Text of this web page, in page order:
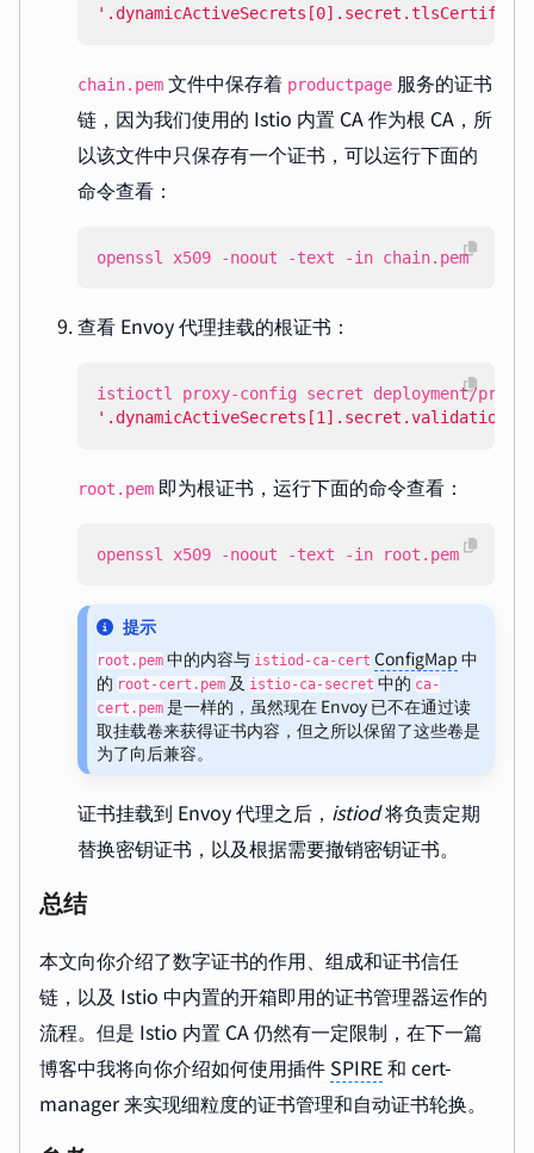
chain.pem 文件中保存着 productpage 服务的证书
链，因为我们使用的 Istio 内置 CA 作为根 CA，所
以该文件中只保存有一个证书，可以运行下面的
命令查看：
openssl x509 -noout -text -in chain.pem
查看 Envoy 代理挂载的根证书：
istioctl proxy-config secret deployment/
root.pem 即为根证书，运行下面的命令查看：
openssl x509 -noout -text -in root.pem
提示
root.pem 中的内容与 istiod-ca-cert ConfigMap 中
的 root-cert.pem 及 istio-ca-secret 中的 ca-
cert.pem 是一样的，虽然现在 Envoy 已不在通过读
取挂载卷来获得证书内容，但之所以保留了这些卷是
为了向后兼容。
证书挂载到 Envoy 代理之后， istiod将负责定期
替换密钥证书，以及根据需要撤销密钥证书。
总结
本文向你介绍了数字证书的作用、组成和证书信任
链，以及 Istio 中内置的开箱即用的证书管理器运作的
流程。但是 Istio 内置 CA 仍然有一定限制，在下一篇
博客中我将向你介绍如何使用插件 SPIRE和 cert-
manager 来实现细粒度的证书管理和自动证书轮换。